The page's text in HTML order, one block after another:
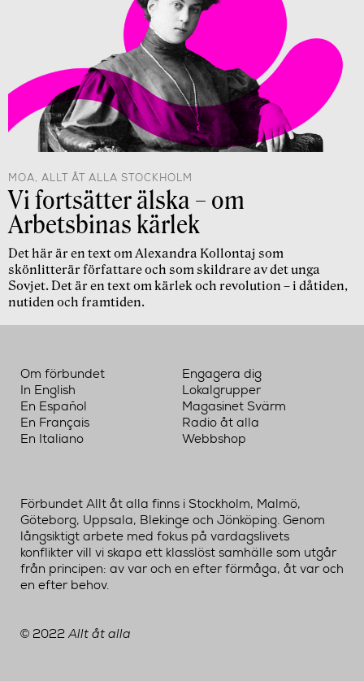
MOA, ALLT ÅT ALLA STOCKHOLM
Vi fortsätter älska – om
Arbetsbinas kärlek
Det här är en text om Alexandra Kollontaj som
skönlitterär författare och som skildrare av det unga
Sovjet. Det är en text om kärlek och revolution – i dåtiden,
nutiden och framtiden.
Om förbundet
In English
En Español
En Français
En Italiano
Engagera dig
Lokalgrupper
Magasinet Svärm
Radio åt alla
Webbshop
Förbundet Allt åt alla finns i Stockholm, Malmö,
Göteborg, Uppsala, Blekinge och Jönköping. Genom
långsiktigt arbete med fokus på vardagslivets
konflikter vill vi skapa ett klasslöst samhälle som utgår
från principen: av var och en efter förmåga, åt var och
en efter behov.
© 2022Allt åt alla